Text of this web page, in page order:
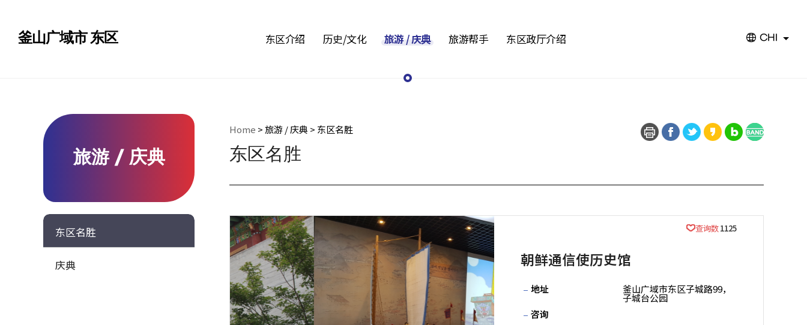
釜山广域市 东区 东区介绍 历史/文化 旅游 / 庆典 旅游帮手 东区政厅介绍 CHI
旅游 / 庆典
东区名胜
庆典
Home > 旅游 / 庆典 > 东区名胜
东区名胜
查询数1125
朝鲜通信使历史馆
地址 釜山广域市东区子城路99，
子城台公园
咨询